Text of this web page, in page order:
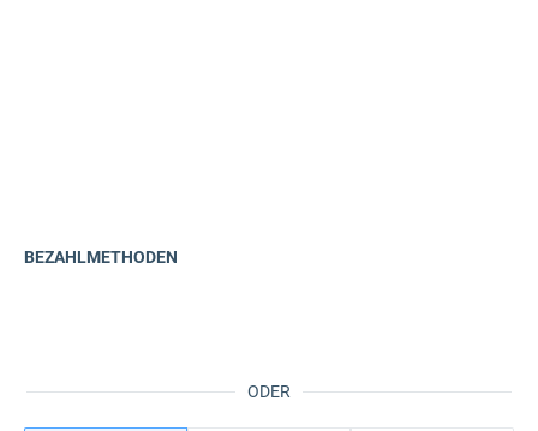
ODER
BEZAHLMETHODEN